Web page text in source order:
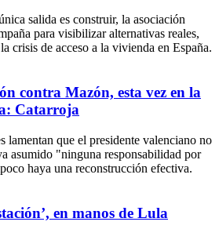
salida es construir, la asociación
para visibilizar alternativas reales,
crisis de acceso a la vivienda en España.
contra Mazón, esta vez en la
Catarroja
lamentan que el presidente valenciano no
asumido "ninguna responsabilidad por
haya una reconstrucción efectiva.
en manos de Lula